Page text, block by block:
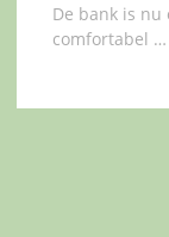
De bank is
comfortabel …